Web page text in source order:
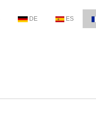
DE ES